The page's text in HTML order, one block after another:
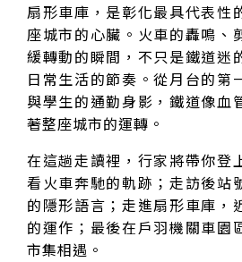
扇形車庫，是彰化最具代表性
座城市的心臟。火車的轟鳴、
緩轉動的瞬間，不只是鐵道迷
日常生活的節奏。從月台的第
與學生的通勤身影，鐵道像血
著整座城市的運轉。
在這趟走讀裡，行家將帶你登
看火車奔馳的軌跡；走訪後站
的隱形語言；走進扇形車庫，
的運作；最後在戶羽機關車園
市集相遇。